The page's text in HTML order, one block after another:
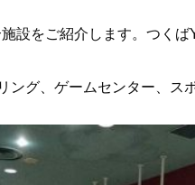
設をご紹介します。つくば
ング、ゲームセンター、ス